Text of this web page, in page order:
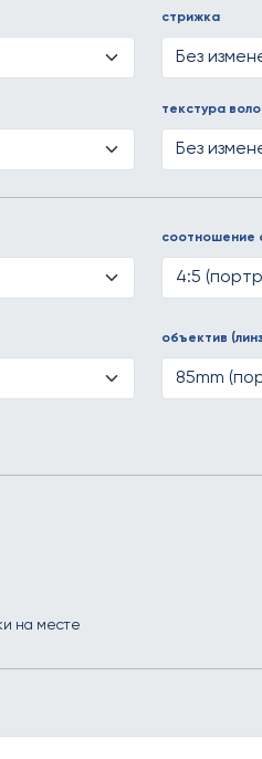
стрижка
текстура
соотношение
объектив
на месте